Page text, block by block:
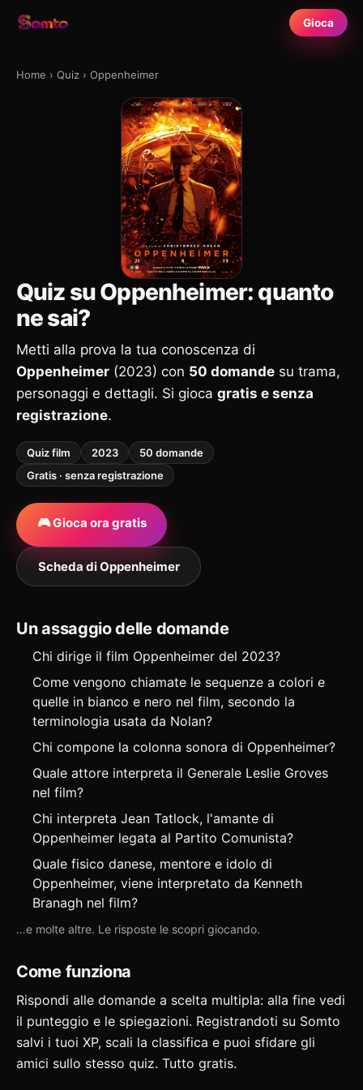
Gioca
Home › Quiz › Oppenheimer
Quiz su Oppenheimer: quanto
ne sai?
Metti alla prova la tua conoscenza di
Oppenheimer (2023) con 50 domande su trama,
personaggi e dettagli. Si gioca gratis e senza
registrazione.
Quiz film 2023
50 domande
Gratis · senza registrazione
🎮 Gioca ora gratis
Scheda di Oppenheimer
Un assaggio delle domande
Chi dirige il film Oppenheimer del 2023?
Come vengono chiamate le sequenze a colori e
quelle in bianco e nero nel film, secondo la
terminologia usata da Nolan?
Chi compone la colonna sonora di Oppenheimer?
Quale attore interpreta il Generale Leslie Groves
nel film?
Chi interpreta Jean Tatlock, l'amante di
Oppenheimer legata al Partito Comunista?
Quale fisico danese, mentore e idolo di
Oppenheimer, viene interpretato da Kenneth
Branagh nel film?
…e molte altre. Le risposte le scopri giocando.
Come funziona
Rispondi alle domande a scelta multipla: alla fine vedi
il punteggio e le spiegazioni. Registrandoti su Somto
salvi i tuoi XP, scali la classifica e puoi sfidare gli
amici sullo stesso quiz. Tutto gratis.